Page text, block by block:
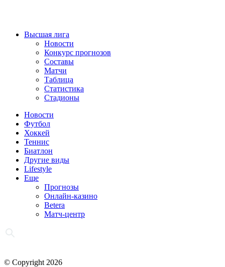
Высшая лига
Новости
Конкурс прогнозов
Составы
Матчи
Таблица
Статистика
Стадионы
Новости
Футбол
Хоккей
Теннис
Биатлон
Другие виды
Lifestyle
Еще
Прогнозы
Онлайн-казино
Betera
Матч-центр
© Copyright 2026